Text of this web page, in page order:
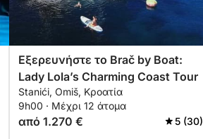
Εξερευνήστε το Brač by Boat:
Lady Lola’s Charming Coast Tour
Stanići, Omiš, Κροατία
9h00 · Μέχρι 12 άτομα
από 1.270 € 5 (30)